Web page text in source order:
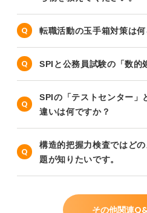
転職活動の玉手箱対策は
SPIと公務員試験の「数的
SPIの「テストセンター」
違いは何ですか？
構造的把握力検査ではど
題が知りたいです。
その他関連